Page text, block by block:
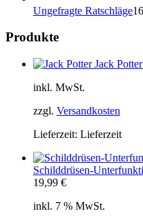
Ungefragte Ratschläge
Produkte
Jack Potter
inkl. MwSt.
zzgl. Versandkosten
Lieferzeit: Lieferzeit
Schilddrüsen-
19,99 €
inkl. 7 % MwSt.